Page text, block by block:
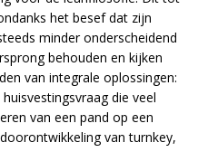
het besef dat zijn
minder onderscheidend
behouden en kijken
van integrale oplossingen:
die veel
van een pand op een
van turnkey,